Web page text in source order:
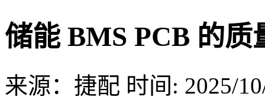
储能 BMS PCB 的质
来源：捷配 时间: 2025/